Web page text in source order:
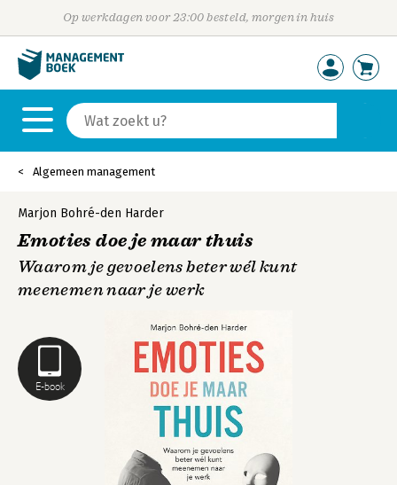
Op werkdagen voor 23:00 besteld, morgen in huis
Algemeen management
E-book
Marjon Bohré-den Harder
Emoties doe je maar thuis
Waarom je gevoelens beter wél kunt
meenemen naar je werk